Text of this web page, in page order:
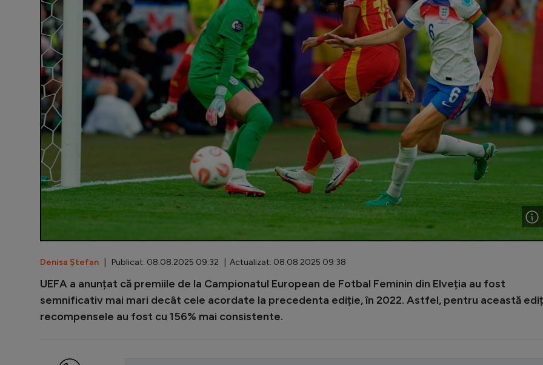
Denisa Ștefan | Publicat: 08.08.2025 09:32 | Actualizat: 08.08.2025 09:38
UEFA a anunțat că premiile de la Campionatul European de Fotbal Feminin din Elveția au fost
semnificativ mai mari decât cele acordate la precedenta ediție, în 2022. Astfel, pentru această
recompensele au fost cu 156% mai consistente.